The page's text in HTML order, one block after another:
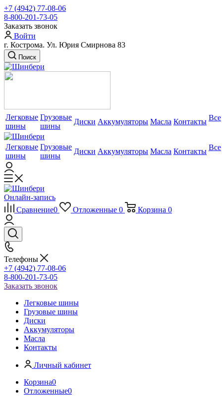
+7 (4942) 77-08-06
8-800-201-73-05
Заказать звонок
Войти
г. Кострома. Ул. Юрия Смирнова 83
Поиск
Легковые
шины
Грузовые
шины
Диски Аккумуляторы Масла Контакты Все
Легковые
шины
Грузовые
шины
Диски Аккумуляторы Масла Контакты Все
Онлайн-запись
Сравнение0 Отложенные 0 Корзина 0
Телефоны
+7 (4942) 77-08-06
8-800-201-73-05
Заказать звонок
Легковые шины
Грузовые шины
Диски
Аккумуляторы
Масла
Контакты
Личный кабинет
Корзина0
Отложенные0